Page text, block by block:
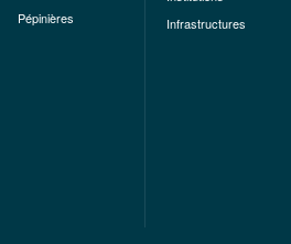
Pépinières
Infrastructures